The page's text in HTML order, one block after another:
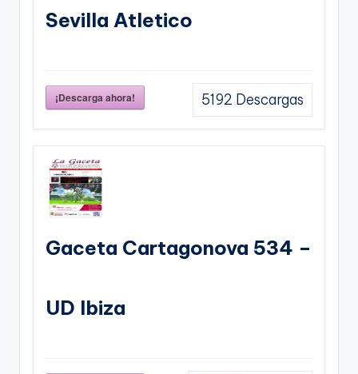
Sevilla Atletico
¡Descarga ahora! 5192 Descargas
Gaceta Cartagonova 534 –
UD Ibiza